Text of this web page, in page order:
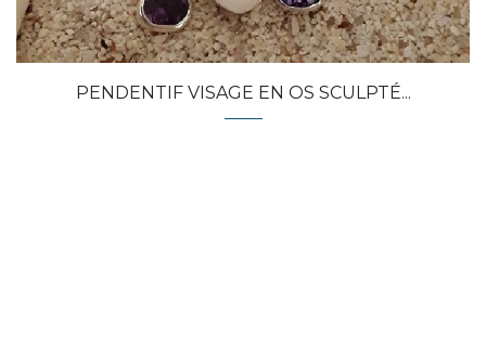
PENDENTIF VISAGE EN OS SCULPTÉ...